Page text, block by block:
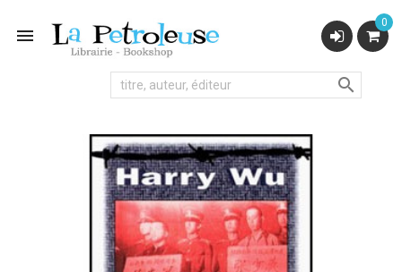

0
